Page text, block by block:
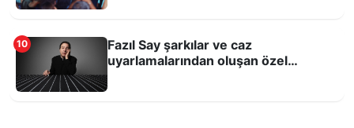
Barolar 6 gün boyunca sahnede!
10
Fazıl Say şarkılar ve caz
uyarlamalarından oluşan özel